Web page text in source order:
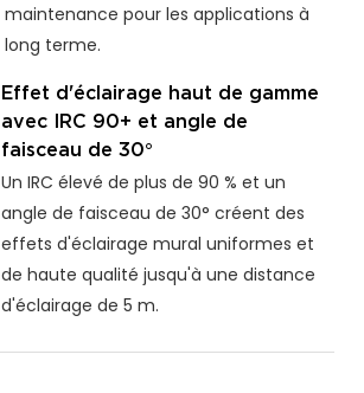
maintenance pour les applications à
long terme.
Effet d'éclairage haut de gamme
avec IRC 90+ et angle de
faisceau de 30°
Un IRC élevé de plus de 90 % et un
angle de faisceau de 30° créent des
effets d'éclairage mural uniformes et
de haute qualité jusqu'à une distance
d'éclairage de 5 m.